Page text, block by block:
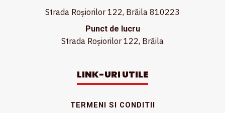
Strada Roșiorilor 122, Brăila 810223
Punct de lucru
Strada Roșiorilor 122, Brăila
LINK-URI UTILE
TERMENI SI CONDITII